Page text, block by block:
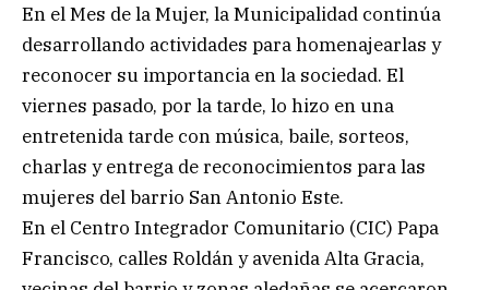
En el Mes de la Mujer, la Municipalidad continúa
desarrollando actividades para homenajearlas y
reconocer su importancia en la sociedad. El
viernes pasado, por la tarde, lo hizo en una
entretenida tarde con música, baile, sorteos,
charlas y entrega de reconocimientos para las
mujeres del barrio San Antonio Este.
En el Centro Integrador Comunitario (CIC) Papa
Francisco, calles Roldán y avenida Alta Gracia,